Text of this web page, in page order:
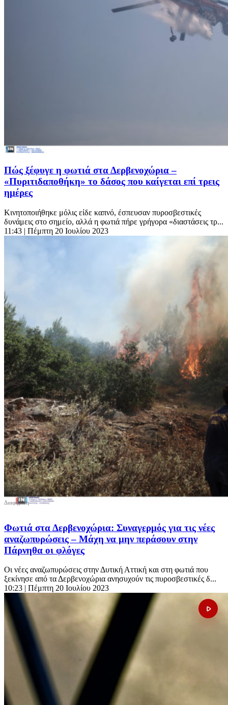
Πώς ξέφυγε η φωτιά στα Δερβενοχώρια –
«Πυριτιδαποθήκη» το δάσος που καίγεται επί τρεις
ημέρες
Κινητοποιήθηκε μόλις είδε καπνό, έσπευσαν πυροσβεστικές
δυνάμεις στο σημείο, αλλά η φωτιά πήρε γρήγορα «διαστάσεις τρ...
11:43 | Πέμπτη 20 Ιουλίου 2023
Φωτιά στα Δερβενοχώρια: Συναγερμός για τις νέες
αναζωπυρώσεις – Μάχη να μην περάσουν στην
Πάρνηθα οι φλόγες
Οι νέες αναζωπυρώσεις στην Δυτική Αττική και στη φωτιά που
ξεκίνησε από τα Δερβενοχώρια ανησυχούν τις πυροσβεστικές δ...
10:23 | Πέμπτη 20 Ιουλίου 2023